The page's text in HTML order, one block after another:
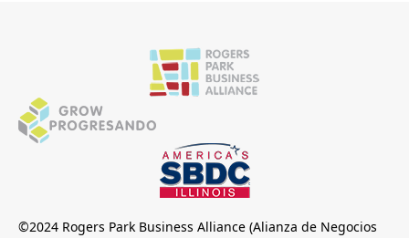
©2024 Rogers Park Business Alliance (Alianza de Negocios